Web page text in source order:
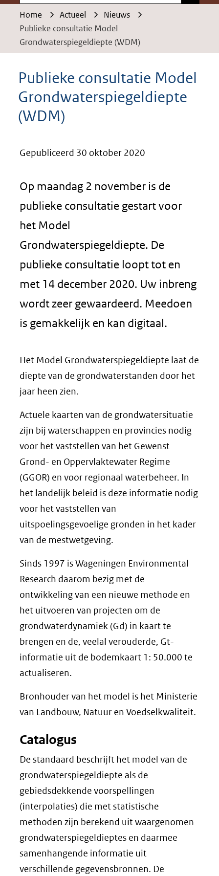
Home Actueel
Nieuws
Publieke consultatie Model
Grondwaterspiegeldiepte (WDM)
Publieke consultatie Model
Grondwaterspiegeldiepte
(WDM)
Gepubliceerd 30 oktober 2020
Op maandag 2 november is de
publieke consultatie gestart voor
het Model
Grondwaterspiegeldiepte. De
publieke consultatie loopt tot en
met 14 december 2020. Uw inbreng
wordt zeer gewaardeerd. Meedoen
is gemakkelijk en kan digitaal.
Het Model Grondwaterspiegeldiepte laat de
diepte van de grondwaterstanden door het
jaar heen zien.
Actuele kaarten van de grondwatersituatie
zijn bij waterschappen en provincies nodig
voor het vaststellen van het Gewenst
Grond- en Oppervlaktewater Regime
(GGOR) en voor regionaal waterbeheer. In
het landelijk beleid is deze informatie nodig
voor het vaststellen van
uitspoelingsgevoelige gronden in het kader
van de mestwetgeving.
Sinds 1997 is Wageningen Environmental
Research daarom bezig met de
ontwikkeling van een nieuwe methode en
het uitvoeren van projecten om de
grondwaterdynamiek (Gd) in kaart te
brengen en de, veelal verouderde, Gt-
informatie uit de bodemkaart 1: 50.000 te
actualiseren.
Bronhouder van het model is het Ministerie
van Landbouw, Natuur en Voedselkwaliteit.
Catalogus
De standaard beschrijft het model van de
grondwaterspiegeldiepte als de
gebiedsdekkende voorspellingen
(interpolaties) die met statistische
methoden zijn berekend uit waargenomen
grondwaterspiegeldieptes en daarmee
samenhangende informatie uit
verschillende gegevensbronnen. De